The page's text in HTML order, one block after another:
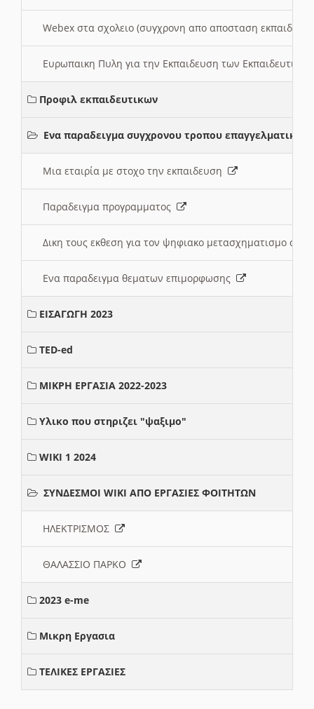
Webex στα σχολειο (συγχρονη απο αποσταση
Ευρωπαικη Πυλη για την Εκπαιδευση των
Προφιλ εκπαιδευτικων
Ενα παραδειγμα συγχρονου τροπου
Μια εταιρία με στοχο την εκπαιδευση
Παραδειγμα προγραμματος
Δικη τους εκθεση για τον ψηφιακο μετασχηματισμο
Ενα παραδειγμα θεματων επιμορφωσης
ΕΙΣΑΓΩΓΗ 2023
TED-ed
ΜΙΚΡΗ ΕΡΓΑΣΙΑ 2022-2023
Υλικο που στηριζει "ψαξιμο"
WIKI 1 2024
ΣΥΝΔΕΣΜΟΙ WIKI ΑΠΟ ΕΡΓΑΣΙΕΣ ΦΟΙΤΗΤΩΝ
ΗΛΕΚΤΡΙΣΜΟΣ
ΘΑΛΑΣΣΙΟ ΠΑΡΚΟ
2023 e-me
Μικρη Εργασια
ΤΕΛΙΚΕΣ ΕΡΓΑΣΙΕΣ